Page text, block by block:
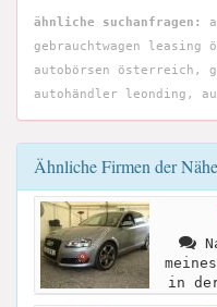
ähnliche suchanfragen:
gebrauchtwagen
autobörsen österreich,
autohändler leonding,
Ähnliche Firmen der Nähe
in